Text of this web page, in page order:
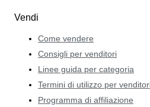
Vendi
Come vendere
Consigli per venditori
Linee guida per categoria
Termini di utilizzo per
Programma di affiliazione